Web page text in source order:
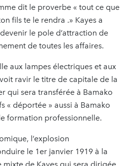
dit le proverbe « tout ce que
fils te le rendra .» Kayes a
le pole d’attraction de
de toutes les affaires.
aux lampes électriques et aux
ravir le titre de capitale de la
qui sera transférée à Bamako
« déportée » aussi à Bamako
formation professionnelle.
l’explosion
le 1er janvier 1919 à la